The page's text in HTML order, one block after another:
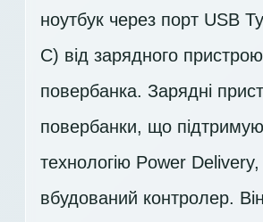
ноутбук через порт USB
C) від зарядного
повербанка. Зарядні
повербанки, що
технологію Power
вбудований контролер. Він